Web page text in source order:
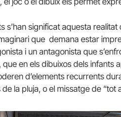
s’han significat aquesta realitat
que demana estar
i un antagonista que
que en els dibuixos dels infants
d’elements recurrents
la pluja, o el missatge de “tot